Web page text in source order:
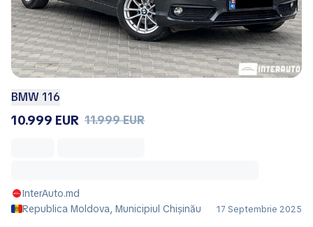
BMW 116
10.999 EUR 11.999 EUR
InterAuto.md
Republica Moldova, Municipiul Chișinău
17 Septembrie 2025